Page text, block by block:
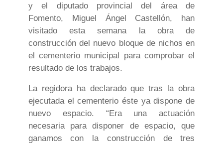
y el diputado provincial del área de
Fomento, Miguel Ángel Castellón, han
visitado esta semana la obra de
construcción del nuevo bloque de nichos en
el cementerio municipal para comprobar el
resultado de los trabajos.
La regidora ha declarado que tras la obra
ejecutada el cementerio éste ya dispone de
nuevo espacio. “Era una actuación
necesaria para disponer de espacio, que
ganamos con la construcción de tres